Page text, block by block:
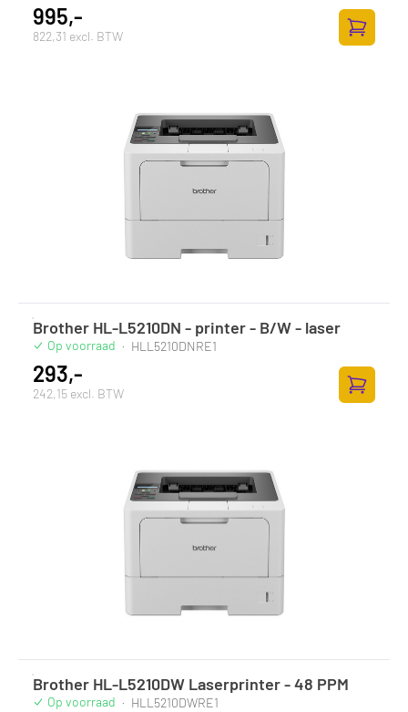
995,-
822,31 excl. BTW
Zum
Brother HL-L5210DN - printer - B/W - laser
Op voorraad · HLL5210DNRE1
293,-
242,15 excl. BTW
Zum
Brother HL-L5210DW Laserprinter - 48 PPM
Op voorraad · HLL5210DWRE1